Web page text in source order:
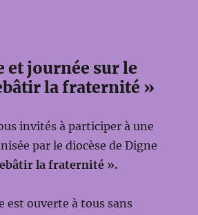
et journée sur le
la fraternité »
invités à participer à une
par le diocèse de Digne
la fraternité ».
est ouverte à tous sans